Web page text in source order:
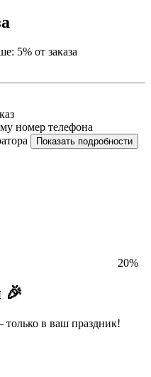
5% от заказа
номер телефона
Показать подробности
20%
🎉
в ваш праздник!